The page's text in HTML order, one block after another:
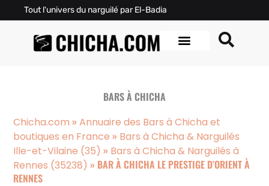
Tout l'univers du narguilé par El-Badia
BARS À CHICHA
Chicha.com »Annuaire des Bars à Chicha et
boutiques en France » Bars à Chicha & Narguilés
Ille-et-Vilaine (35) » Bars à Chicha & Narguilés à
Rennes (35238) » BAR À CHICHA LE PRESTIGE D’ORIENT À
RENNES